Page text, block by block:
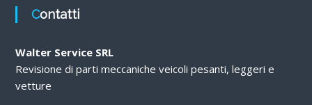
Contatti
Walter Service SRL
Revisione di parti meccaniche veicoli pesanti, leggeri e
vetture